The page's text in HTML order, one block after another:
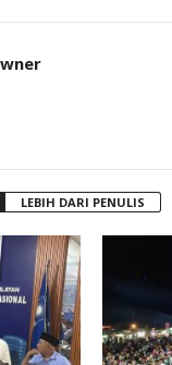
LEBIH DARI PENULIS